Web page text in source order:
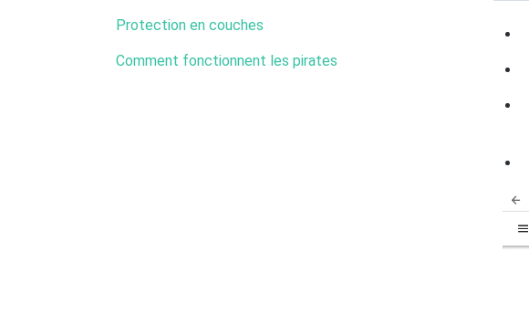
Protection en couches
Comment fonctionnent les pirates